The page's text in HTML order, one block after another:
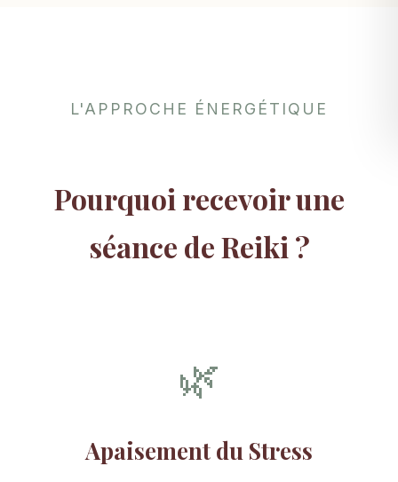
L'APPROCHE ÉNERGÉTIQUE
Pourquoi recevoir une
séance de Reiki ?
🌿
Apaisement du Stress